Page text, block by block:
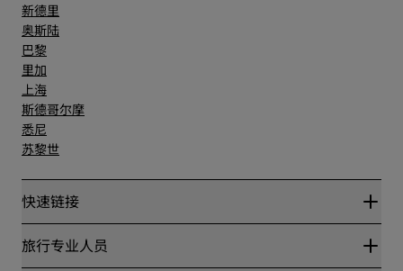
新德里
奥斯陆
巴黎
里加
上海
斯德哥尔摩
悉尼
苏黎世
快速链接
丽赏会
旅行专业人员